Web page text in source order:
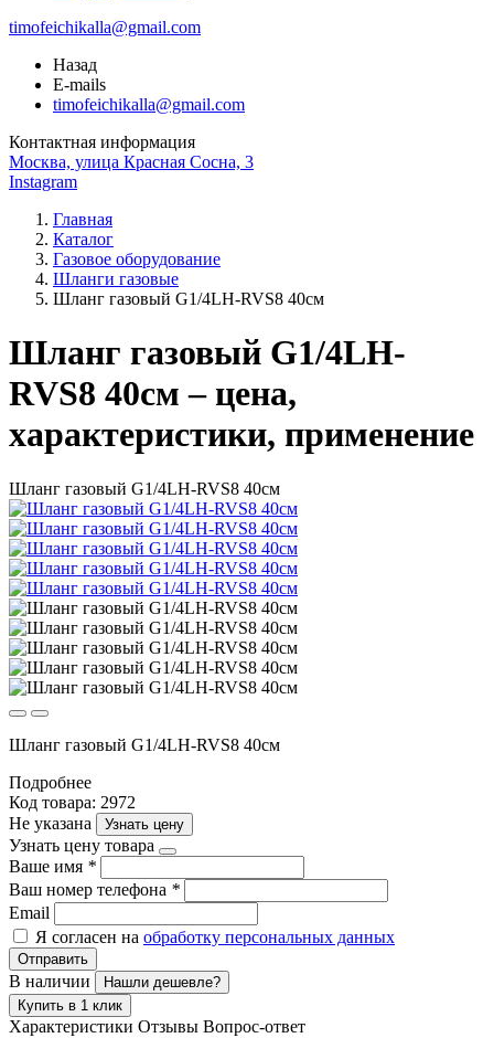
timofeichikalla@gmail.com
Назад
E-mails
timofeichikalla@gmail.com
Контактная информация
Москва, улица Красная Сосна, 3
Instagram
Главная
Каталог
Газовое оборудование
Шланги газовые
Шланг газовый G1/4LH-RVS8 40см
Шланг газовый G1/4LH-
RVS8 40см – цена,
характеристики, применение
Шланг газовый G1/4LH-RVS8 40см
Шланг газовый G1/4LH-RVS8 40см
Подробнее
Код товара: 2972
Не указана
Узнать цену
Узнать цену товара
Ваше имя *
Ваш номер телефона *
Email
Я согласен на обработку персональных данных
Отправить
В наличии
Нашли дешевле?
Купить в 1 клик
Характеристики Отзывы Вопрос-ответ